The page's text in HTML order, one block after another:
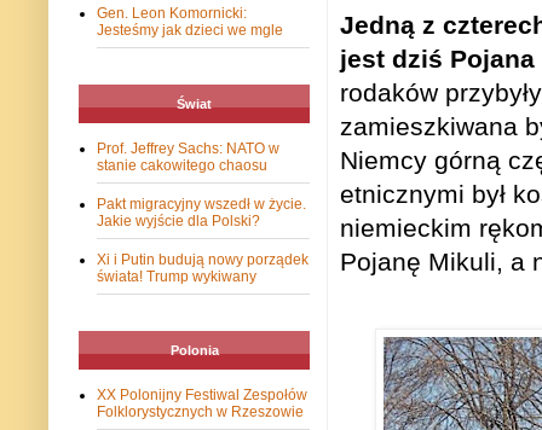
Jedną z
jest dziś
rodaków
zamieszkiwana
Niemcy górną
etnicznymi był
niemieckim
Pojanę Mikuli, a
Gen. Leon Komornicki:
Jesteśmy jak dzieci we mgle
Świat
Prof. Jeffrey Sachs: NATO w
stanie cakowitego chaosu
Pakt migracyjny wszedł w życie.
Jakie wyjście dla Polski?
Xi i Putin budują nowy porządek
świata! Trump wykiwany
Polonia
XX Polonijny Festiwal Zespołów
Folklorystycznych w Rzeszowie